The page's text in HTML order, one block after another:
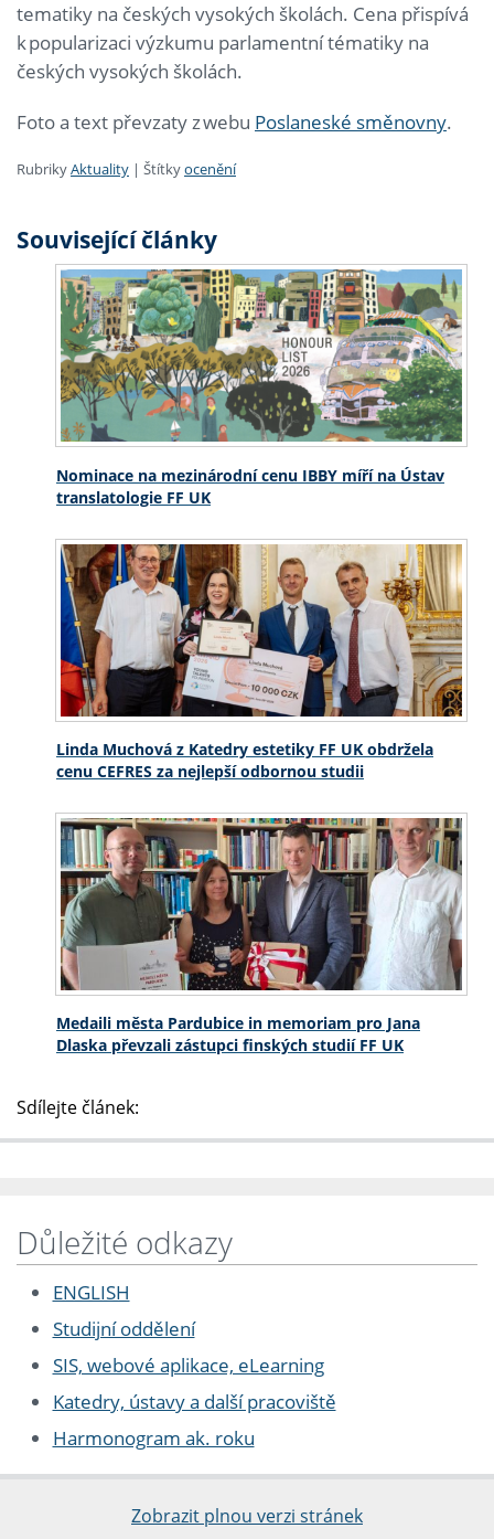
tematiky na českých vysokých školách. Cena přispívá
k popularizaci výzkumu parlamentní tématiky na
českých vysokých školách.
Foto a text převzaty z webu Poslaneské směnovny.
RubrikyAktuality | Štítkyocenění
Související články
Nominace na mezinárodní cenu IBBY míří na Ústav
translatologie FF UK
Linda Muchová z Katedry estetiky FF UK obdržela
cenu CEFRES za nejlepší odbornou studii
Medaili města Pardubice in memoriam pro Jana
Dlaska převzali zástupci finských studií FF UK
Sdílejte článek:
Důležité odkazy
ENGLISH
Studijní oddělení
SIS, webové aplikace, eLearning
Katedry, ústavy a další pracoviště
Harmonogram ak. roku
Zobrazit plnou verzi stránek